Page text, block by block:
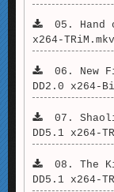
05. Hand of
x264-TRiM.mkv
06. New
DD2.0 x264-
07. Shaolin
DD5.1 x264-
08. The
DD5.1 x264-